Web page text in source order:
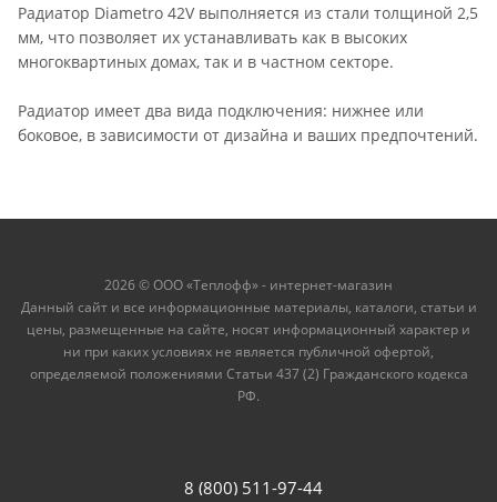
Радиатор Diametro 42V выполняется из стали толщиной 2,5
мм, что позволяет их устанавливать как в высоких
многоквартиных домах, так и в частном секторе.
Радиатор имеет два вида подключения: нижнее или
боковое, в зависимости от дизайна и ваших предпочтений.
2026 © ООО «Теплофф» - интернет-магазин
Данный сайт и все информационные материалы, каталоги, статьи и
цены, размещенные на сайте, носят информационный характер и
ни при каких условиях не является публичной офертой,
определяемой положениями Статьи 437 (2) Гражданского кодекса
РФ.
8 (800) 511-97-44